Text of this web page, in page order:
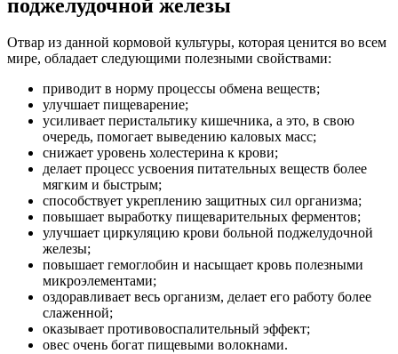
поджелудочной железы
Отвар из данной кормовой культуры, которая ценится во всем
мире, обладает следующими полезными свойствами:
приводит в норму процессы обмена веществ;
улучшает пищеварение;
усиливает перистальтику кишечника, а это, в свою
очередь, помогает выведению каловых масс;
снижает уровень холестерина к крови;
делает процесс усвоения питательных веществ более
мягким и быстрым;
способствует укреплению защитных сил организма;
повышает выработку пищеварительных ферментов;
улучшает циркуляцию крови больной поджелудочной
железы;
повышает гемоглобин и насыщает кровь полезными
микроэлементами;
оздоравливает весь организм, делает его работу более
слаженной;
оказывает противовоспалительный эффект;
овес очень богат пищевыми волокнами.